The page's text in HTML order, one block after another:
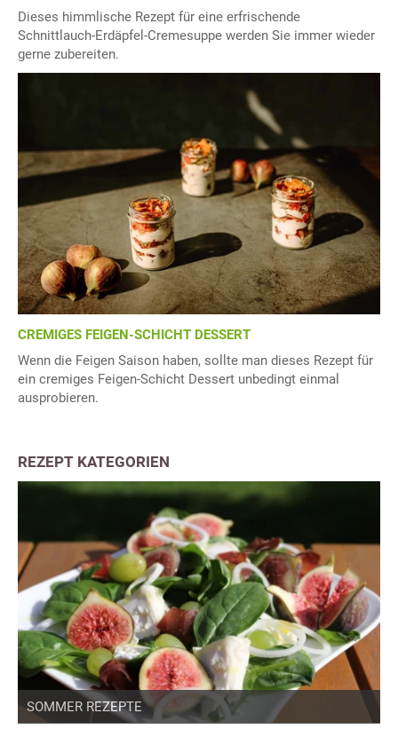
Dieses himmlische Rezept für eine erfrischende
Schnittlauch-Erdäpfel-Cremesuppe werden Sie immer wieder
gerne zubereiten.
CREMIGES FEIGEN-SCHICHT DESSERT
Wenn die Feigen Saison haben, sollte man dieses Rezept für
ein cremiges Feigen-Schicht Dessert unbedingt einmal
ausprobieren.
REZEPT KATEGORIEN
SOMMER REZEPTE